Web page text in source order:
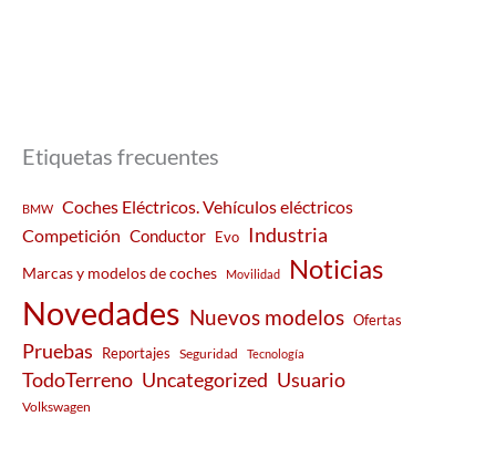
Etiquetas frecuentes
BMW
Coches Eléctricos. Vehículos eléctricos
Competición Conductor Evo Industria
Marcas y modelos de coches Movilidad Noticias
Novedades Nuevos modelos Ofertas
Pruebas Reportajes Seguridad Tecnología
TodoTerreno Uncategorized Usuario
Volkswagen